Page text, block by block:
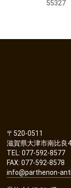
55327
〒520-0511
滋賀県大津市南比良
TEL: 077-592-8577
FAX: 077-592-8578
info@parthenon-